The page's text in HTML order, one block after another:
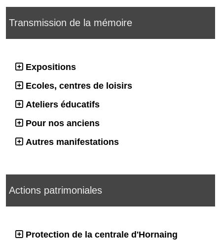
Transmission de la mémoire
Expositions
Ecoles, centres de loisirs
Ateliers éducatifs
Pour nos anciens
Autres manifestations
Actions patrimoniales
Protection de la centrale d'Hornaing